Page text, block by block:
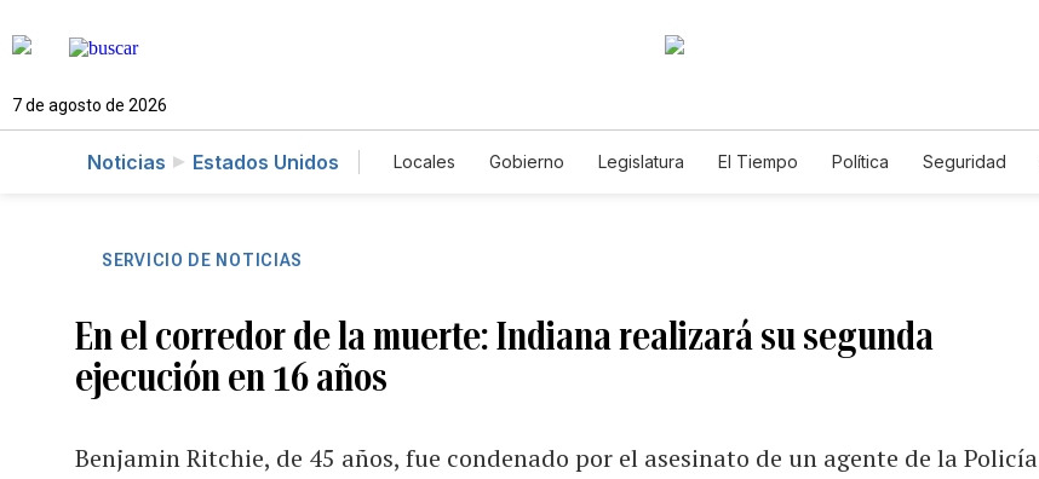
7 de agosto de 2026
Noticias Estados Unidos Locales Gobierno Legislatura El Tiempo Política Seguridad
SERVICIO DE NOTICIAS
En el corredor de la muerte: Indiana realizará su segunda
ejecución en 16 años
Benjamin Ritchie, de 45 años, fue condenado por el asesinato de un agente de la Policía